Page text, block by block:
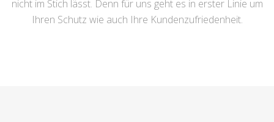
nicht im Stich lässt. Denn für uns geht es in erster Linie um
Ihren Schutz wie auch Ihre Kundenzufriedenheit.